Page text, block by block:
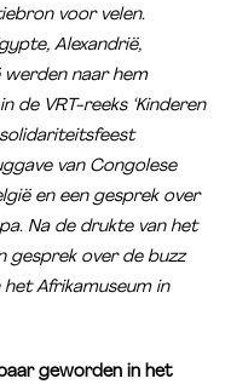
voor velen.
Alexandrië,
werden naar hem
de VRT-reeks ‘Kinderen
solidariteitsfeest
van Congolese
en een gesprek over
Na de drukte van het
gesprek over de buzz
het Afrikamuseum in
geworden in het